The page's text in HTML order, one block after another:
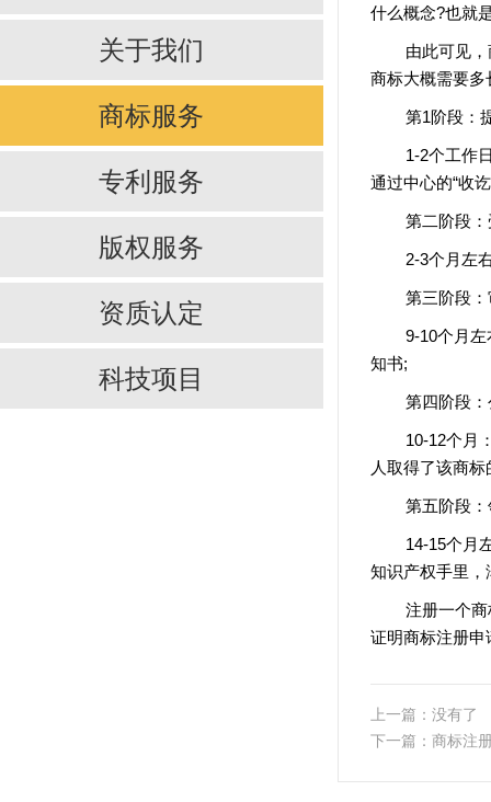
关于我们
商标服务
专利服务
版权服务
资质认定
科技项目
什么概念?也就
由此可见
商标大概需要多
第1阶段：
1-2个工作
通过中心的“收
第二阶段
2-3个月左
第三阶段
9-10个月
知书;
第四阶段
10-12个月
人取得了该商
第五阶段
14-15个月
知识产权手里
注册一个
证明商标注册申
上一篇：没有了
下一篇： 商标注